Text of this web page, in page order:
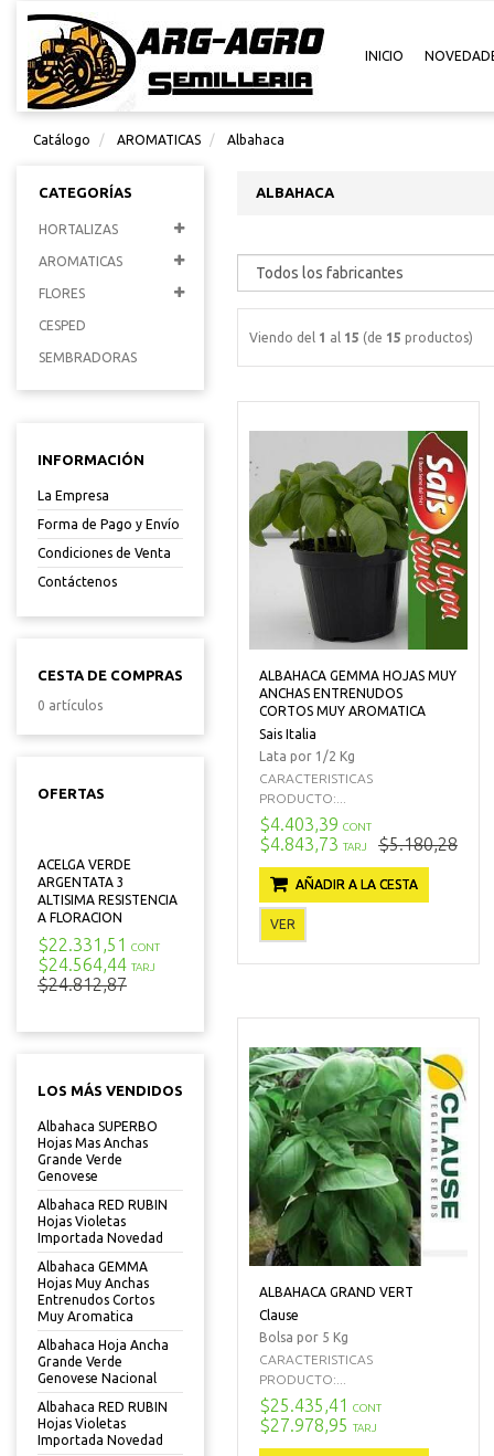
INICIO
Catálogo AROMATICAS Albahaca
CATEGORÍAS
HORTALIZAS
AROMATICAS
FLORES
CESPED
SEMBRADORAS
INFORMACIÓN
La Empresa
Forma de Pago y Envío
Condiciones de Venta
Contáctenos
CESTA DE COMPRAS
0 artículos
OFERTAS
ACELGA VERDE
ARGENTATA 3
ALTISIMA RESISTENCIA
A FLORACION
$22.331,51 CONT
$24.564,44 TARJ
$24.812,87
LOS MÁS VENDIDOS
Albahaca SUPERBO
Hojas Mas Anchas
Grande Verde
Genovese
Albahaca RED RUBIN
Hojas Violetas
Importada Novedad
Albahaca GEMMA
Hojas Muy Anchas
Entrenudos Cortos
Muy Aromatica
Albahaca Hoja Ancha
Grande Verde
Genovese Nacional
Albahaca RED RUBIN
Hojas Violetas
Importada Novedad
ALBAHACA
Viendo del 1 al 15 (de 15 productos)
ALBAHACA GEMMA HOJAS MUY
ANCHAS ENTRENUDOS
CORTOS MUY AROMATICA
Sais Italia
Lata por 1/2 Kg
CARACTERISTICAS
PRODUCTO:...
$4.403,39 CONT
$4.843,73 TARJ $5.180,28
AÑADIR A LA CESTA
VER
ALBAHACA GRAND VERT
Clause
Bolsa por 5 Kg
CARACTERISTICAS
PRODUCTO:...
$25.435,41 CONT
$27.978,95 TARJ